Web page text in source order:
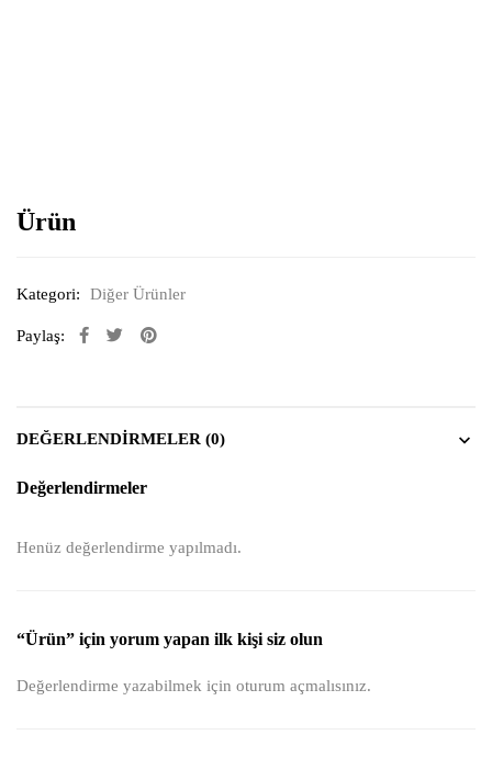
Ürün
Kategori: Diğer Ürünler
Paylaş:
DEĞERLENDIRMELER (0)
Değerlendirmeler
Henüz değerlendirme yapılmadı.
“Ürün” için yorum yapan ilk kişi siz olun
Değerlendirme yazabilmek için oturum açmalısınız.